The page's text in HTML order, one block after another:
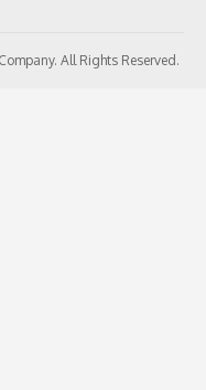
All Rights Reserved.